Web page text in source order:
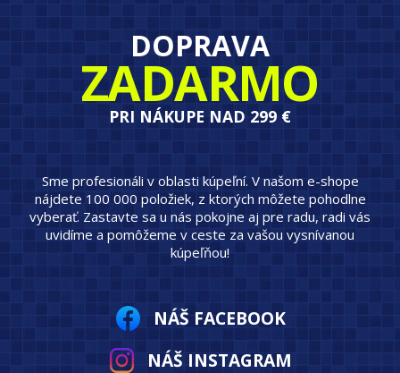
DOPRAVA
ZADARMO
PRI NÁKUPE NAD 299 €
Sme profesionáli v oblasti kúpeľní. V našom e-shope
nájdete 100 000 položiek, z ktorých môžete pohodlne
vyberať. Zastavte sa u nás pokojne aj pre radu, radi vás
uvidíme a pomôžeme v ceste za vašou vysnívanou
kúpeľňou!
NÁŠ FACEBOOK
NÁŠ INSTAGRAM